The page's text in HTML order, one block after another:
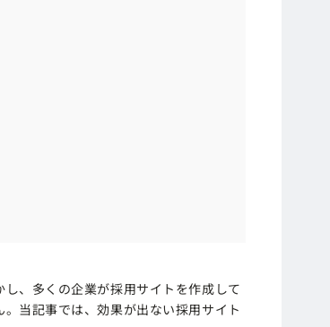
、多くの企業が採用サイトを作成して
当記事では、効果が出ない採用サイト